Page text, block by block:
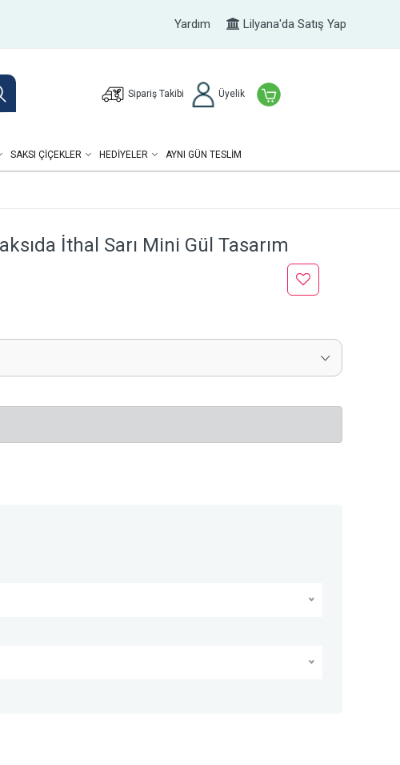
Yardım Lilyana'da Satış Yap
Sipariş Takibi Üyelik
SAKSI ÇIÇEKLER HEDIYELER AYNI GÜN TESLİM
İthal Sarı Mini Gül Tasarım